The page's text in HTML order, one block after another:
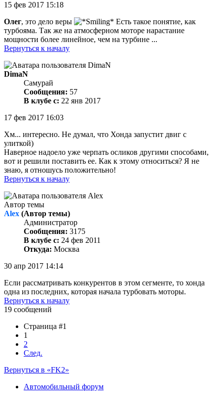
15 фев 2017 15:18
Олег, это дело веры
Есть такое понятие, как
турбояма. Так же на атмосферном моторе нарастание
мощности более линейное, чем на турбине ...
Вернуться к началу
DimaN
Самурай
Сообщения: 57
В клубе с: 22 янв 2017
17 фев 2017 16:03
Хм... интересно. Не думал, что Хонда запустит двиг с
улиткой)
Наверное надоело уже черпать осликов другими способами,
вот и решили поставить ее. Как к этому относиться? Я не
знаю, я отношусь положительно!
Вернуться к началу
Автор темы
Alex (Автор темы)
Администратор
Сообщения: 3175
В клубе с: 24 фев 2011
Откуда: Москва
30 апр 2017 14:14
Если рассматривать конкурентов в этом сегменте, то хонда
одна из последних, которая начала турбовать моторы.
Вернуться к началу
19 сообщений
Страница #1
1
2
След.
Вернуться в «FK2»
Автомобильный форум